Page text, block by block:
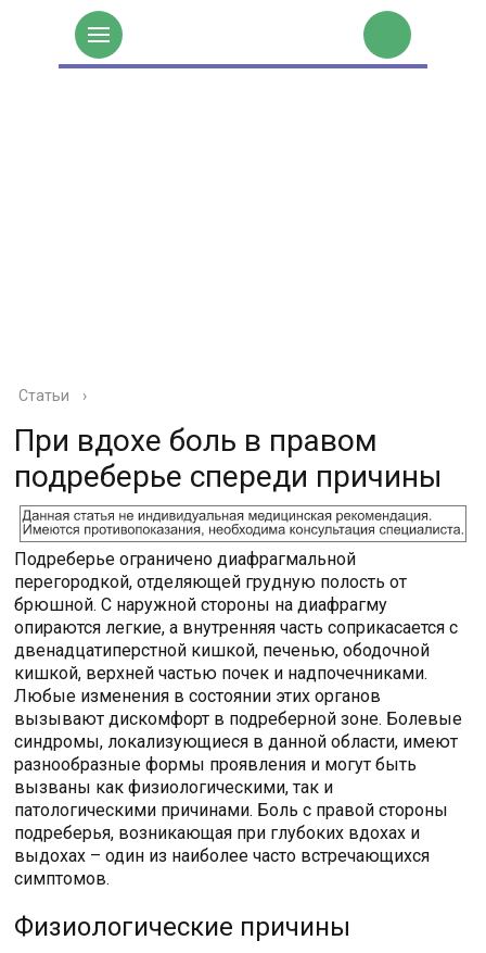
Статьи ›
При вдохе боль в правом
подреберье спереди причины
Подреберье ограничено диафрагмальной
перегородкой, отделяющей грудную полость от
брюшной. С наружной стороны на диафрагму
опираются легкие, а внутренняя часть соприкасается с
двенадцатиперстной кишкой, печенью, ободочной
кишкой, верхней частью почек и надпочечниками.
Любые изменения в состоянии этих органов
вызывают дискомфорт в подреберной зоне. Болевые
синдромы, локализующиеся в данной области, имеют
разнообразные формы проявления и могут быть
вызваны как физиологическими, так и
патологическими причинами. Боль с правой стороны
подреберья, возникающая при глубоких вдохах и
выдохах – один из наиболее часто встречающихся
симптомов.
Физиологические причины